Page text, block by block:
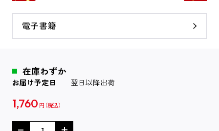
電子書籍
在庫わずか
お届け予定日 翌日以降出荷
1,760 円